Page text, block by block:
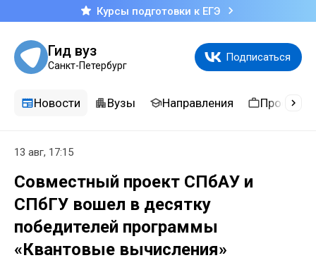
Курсы подготовки к ЕГЭ
Гид вуз
Санкт-Петербург
Подписаться
Новости Вузы Направления
13 авг, 17:15
Совместный проект СПбАУ и
СПбГУ вошел в десятку
победителей программы
«Квантовые вычисления»